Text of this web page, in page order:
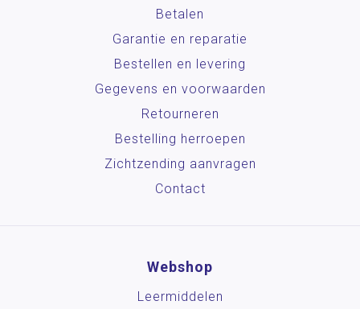
Betalen
Garantie en reparatie
Bestellen en levering
Gegevens en voorwaarden
Retourneren
Bestelling herroepen
Zichtzending aanvragen
Contact
Webshop
Leermiddelen